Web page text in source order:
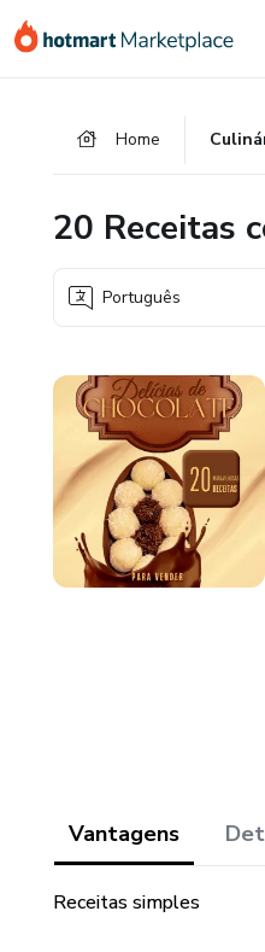
para
para
para
Home
20 Receitas
Português
Vantagens
Receitas simples